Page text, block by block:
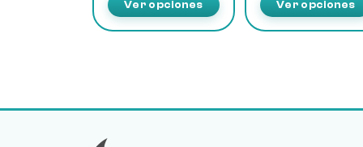
desde
1,32 €
Ver opciones Ver opciones